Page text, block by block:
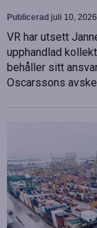
Publicerad juli 10, 2026
VR har utsett
upphandlad
behåller sitt
Oscarssons